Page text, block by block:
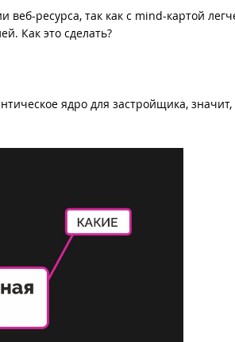
ресурса, так как с mind-картой
Как это сделать?
ядро для застройщика, значит,